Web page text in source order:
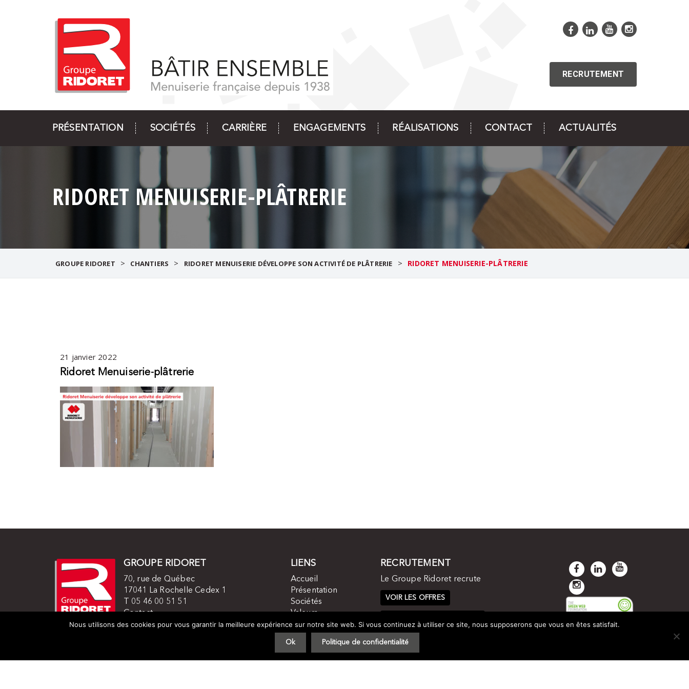
RECRUTEMENT
PRÉSENTATION SOCIÉTÉS CARRIÈRE ENGAGEMENTS RÉALISATIONS CONTACT ACTUALITÉS
RIDORET MENUISERIE-PLÂTRERIE
GROUPE RIDORET > CHANTIERS > RIDORET MENUISERIE DÉVELOPPE SON ACTIVITÉ DE PLÂTRERIE > RIDORET MENUISERIE-PLÂTRERIE
21 janvier 2022
Ridoret Menuiserie-plâtrerie
GROUPE RIDORET
70, rue de Québec
17041 La Rochelle Cedex 1
T 05 46 00 51 51
Contact
Mentions légales
LIENS
Accueil
Présentation
Sociétés
Valeurs
Histoire
Contact
RECRUTEMENT
Le Groupe Ridoret recrute
VOIR LES OFFRES
Nous utilisons des cookies pour vous garantir la meilleure expérience sur notre site web. Si vous continuez à utiliser ce site, nous supposerons que vous en êtes satisfait.
Ok Politique de confidentialité